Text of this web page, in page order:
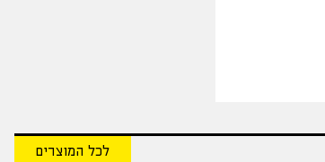
לכל המוצרים